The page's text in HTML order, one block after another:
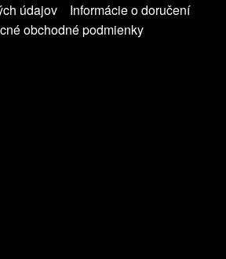
údajov
Informácie o doručení
obchodné podmienky